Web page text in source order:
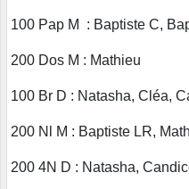
100 Pap M : Baptiste C,
200 Dos M : Mathieu
100 Br D : Natasha, Cléa,
200 Nl M : Baptiste LR,
200 4N D : Natasha,